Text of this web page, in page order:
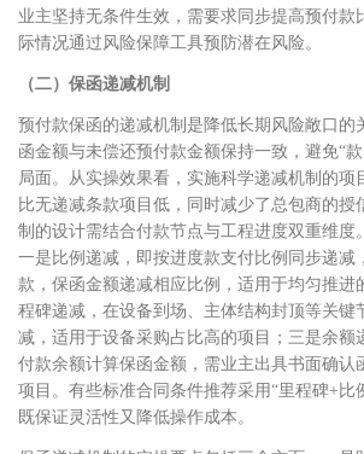
业主坚持无条件生效，需要求同步提高预付款
际情况通过风险保障工具预防潜在风险。
（二）保函递减机制
预付款保函的递减机制是降低长期风险敞口的
函金额与未偿还预付款金额保持一致，避免“
局面。从实操效果看，实施科学递减机制的项
比无递减条款项目低，同时减少了总包商的授
制的设计需结合付款节点与工程进度双重维度
一是比例递减，即按进度款支付比例同步递减
款，保函金额递减相应比例，适用于均匀推进
程碑递减，在设备到场、主体结构封顶等关键
减，适用于设备采购占比高的项目；三是余额
付款余额计算保函金额，需业主出具书面确认
项目。有些标准合同条件推荐采用“里程碑+比
既保证灵活性又降低操作成本。